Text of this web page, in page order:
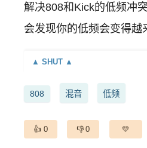
解决808和Kick的低频冲
会发现你的低频会变得越
808 混音 低频
0 0